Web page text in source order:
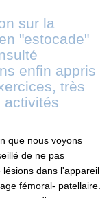
sur la
"estocade"
enfin appris
très
activités
que nous voyons
de ne pas
dans l'appareil
fémoral- patellaire.